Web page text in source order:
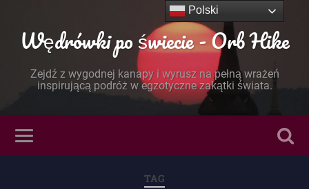
Wędrówki po świecie - Orb Hike
Zejdź z wygodnej kanapy i wyrusz na pełną wrażeń
inspirującą podróż w egzotyczne zakątki świata.
TAG
Polski